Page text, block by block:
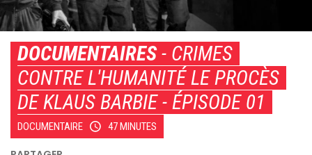
DOCUMENTAIRES- CRIMES
CONTRE L'HUMANITÉ LE PROCÈS
DE KLAUS BARBIE - ÉPISODE 01
DOCUMENTAIRE 47 MINUTES